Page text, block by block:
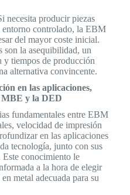
necesita producir piezas
entorno controlado, la EBM
del mayor coste inicial.
son la asequibilidad, un
tiempos de producción
alternativa convincente.
en las aplicaciones,
MBE y la DED
fundamentales entre EBM
velocidad de impresión
en las aplicaciones
tecnología, junto con sus
conocimiento le
a la hora de elegir
metal adecuada para su